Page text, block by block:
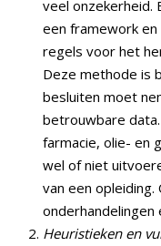
veel onzekerheid.
een framework
regels voor het
Deze methode is
besluiten moet
betrouwbare
farmacie, olie- en
wel of niet
van een
onderhandelingen
Heuristieken en